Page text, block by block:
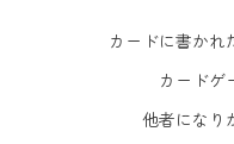
カードに書かれ
カードゲ
他者になり